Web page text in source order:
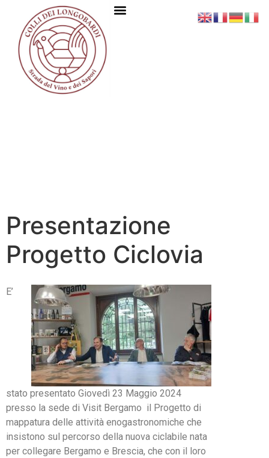
Presentazione
Progetto Ciclovia
E’
stato presentato Giovedì 23 Maggio 2024
presso la sede di Visit Bergamo il Progetto di
mappatura delle attività enogastronomiche che
insistono sul percorso della nuova ciclabile nata
per collegare Bergamo e Brescia, che con il loro